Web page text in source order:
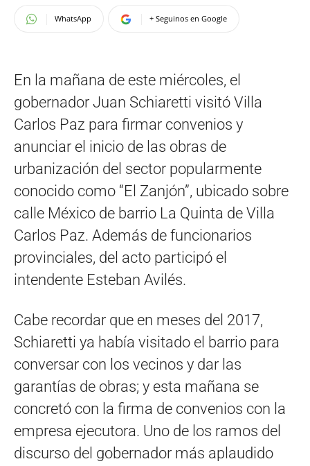
WhatsApp + Seguinos en Google
En la mañana de este miércoles, el
gobernador Juan Schiaretti visitó Villa
Carlos Paz para firmar convenios y
anunciar el inicio de las obras de
urbanización del sector popularmente
conocido como “El Zanjón”, ubicado sobre
calle México de barrio La Quinta de Villa
Carlos Paz. Además de funcionarios
provinciales, del acto participó el
intendente Esteban Avilés.
Cabe recordar que en meses del 2017,
Schiaretti ya había visitado el barrio para
conversar con los vecinos y dar las
garantías de obras; y esta mañana se
concretó con la firma de convenios con la
empresa ejecutora. Uno de los ramos del
discurso del gobernador más aplaudido